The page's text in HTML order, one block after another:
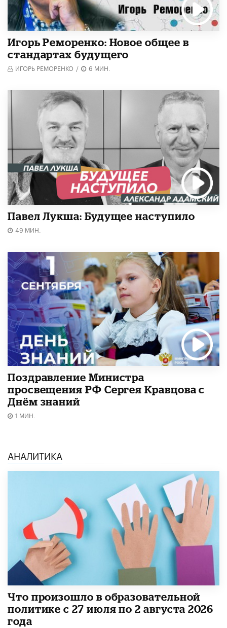
Игорь Реморенко: Новое общее в
стандартах будущего
ИГОРЬ РЕМОРЕНКО / 6 МИН.
Павел Лукша: Будущее наступило
49 МИН.
Поздравление Министра
просвещения РФ Сергея Кравцова с
Днём знаний
1 МИН.
АНАЛИТИКА
​Что произошло в образовательной
политике с 27 июля по 2 августа 2026
года